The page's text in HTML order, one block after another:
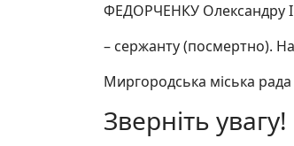
ФЕДОРЧЕНКУ Олександру
– сержанту (посмертно).
Миргородська міська рада
Зверніть увагу!